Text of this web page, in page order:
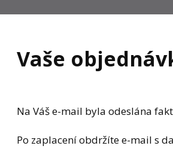
Vaše
Na Váš e-mail byla odeslána
Po zaplacení obdržíte e-mail s